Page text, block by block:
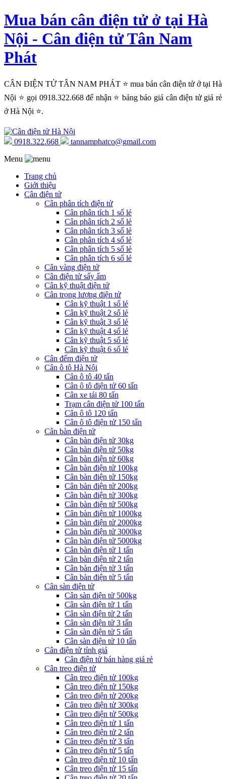
Mua bán cân điện tử ở tại Hà
Nội - Cân điện tử Tân Nam
Phát
CÂN ĐIỆN TỬ TÂN NAM PHÁT ⭐ mua bán cân điện tử ở tại Hà
Nội ⭐ gọi 0918.322.668 để nhận ⭐ bảng báo giá cân điện tử giá rẻ
ở Hà Nội ⭐.
0918.322.668
tannamphatco@gmail.com
Menu
Trang chủ
Giới thiệu
Cân điện tử
Cân phân tích điện tử
Cân phân tích 1 số lẻ
Cân phân tích 2 số lẻ
Cân phân tích 3 số lẻ
Cân phân tích 4 số lẻ
Cân phân tích 5 số lẻ
Cân phân tích 6 số lẻ
Cân vàng điện tử
Cân điện tử sấy ẩm
Cân kỹ thuật điện tử
Cân trọng lượng điện tử
Cân kỹ thuật 1 số lẻ
Cân kỹ thuật 2 số lẻ
Cân kỹ thuật 3 số lẻ
Cân kỹ thuật 4 số lẻ
Cân kỹ thuật 5 số lẻ
Cân kỹ thuật 6 số lẻ
Cân đếm điện tử
Cân ô tô Hà Nội
Cân ô tô 40 tấn
Cân ô tô điện tử 60 tấn
Cân xe tải 80 tấn
Trạm cân điện tử 100 tấn
Cân ô tô 120 tấn
Cân ô tô điện tử 150 tấn
Cân bàn điện tử
Cân bàn điện tử 30kg
Cân bàn điện tử 50kg
Cân bàn điện tử 60kg
Cân bàn điện tử 100kg
Cân bàn điện tử 150kg
Cân bàn điện tử 200kg
Cân bàn điện tử 300kg
Cân bàn điện tử 500kg
Cân bàn điện tử 1000kg
Cân bàn điện tử 2000kg
Cân bàn điện tử 3000kg
Cân bàn điện tử 5000kg
Cân bàn điện tử 1 tấn
Cân bàn điện tử 2 tấn
Cân bàn điện tử 3 tấn
Cân bàn điện tử 5 tấn
Cân sàn điện tử
Cân sàn điện tử 500kg
Cân sàn điện tử 1 tấn
Cân sàn điện tử 2 tấn
Cân sàn điện tử 3 tấn
Cân sàn điện tử 5 tấn
Cân sàn điện tử 10 tấn
Cân điện tử tính giá
Cân điện tử bán hàng giá rẻ
Cân treo điện tử
Cân treo điện tử 100kg
Cân treo điện tử 150kg
Cân treo điện tử 200kg
Cân treo điện tử 300kg
Cân treo điện tử 500kg
Cân treo điện tử 1 tấn
Cân treo điện tử 2 tấn
Cân treo điện tử 3 tấn
Cân treo điện tử 5 tấn
Cân treo điện tử 10 tấn
Cân treo điện tử 15 tấn